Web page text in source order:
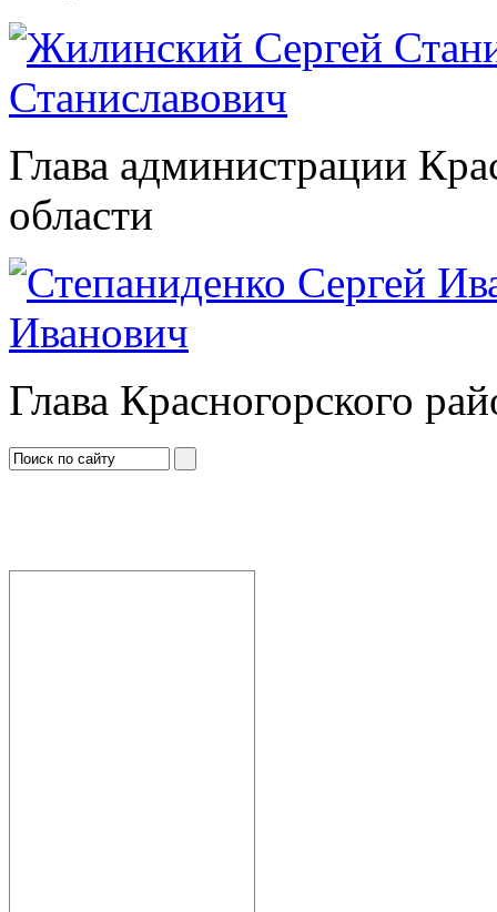
Станиславович
Глава администрации
области
Иванович
Глава Красногорского